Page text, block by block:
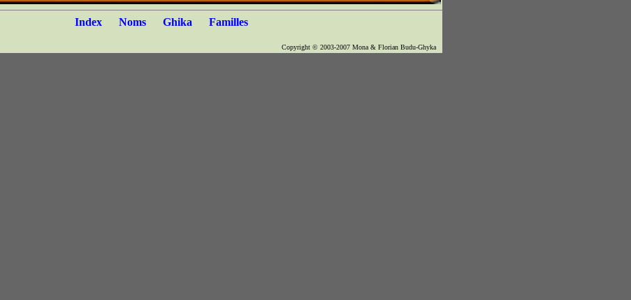
Index Noms Ghika Familles
Copyright © 2003-2007 Mona & Florian Budu-Ghyka